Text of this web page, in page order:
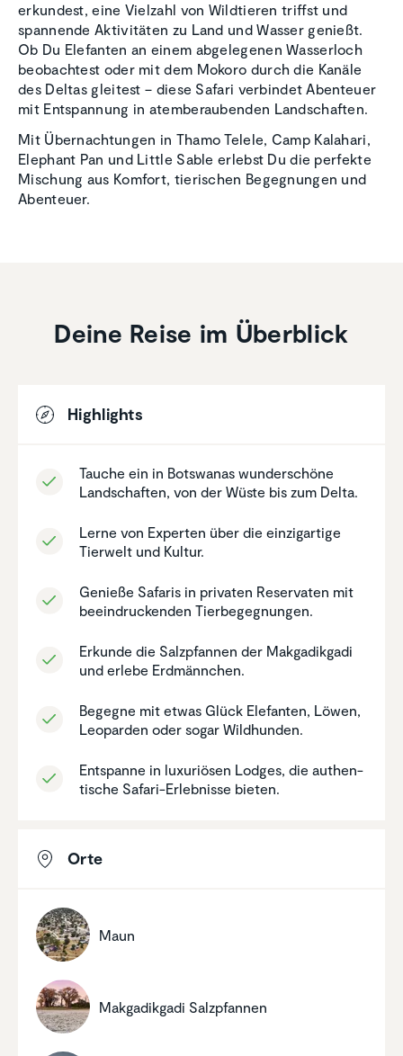
erkundest, eine Vielzahl von Wildtieren triffst und
spannende Aktivitäten zu Land und Wasser genießt.
Ob Du Elefanten an einem abgelegenen Wasserloch
beobachtest oder mit dem Mokoro durch die Kanäle
des Deltas gleitest – diese Safari verbindet Abenteuer
mit Entspannung in atemberaubenden Landschaften.
Mit Übernachtungen in Thamo Telele, Camp Kalahari,
Elephant Pan und Little Sable erlebst Du die perfekte
Mischung aus Komfort, tierischen Begegnungen und
Abenteuer.
Deine Reise im Überblick
Highlights
Tauche ein in Botswanas wunder­schöne
Landschaften, von der Wüste bis zum Delta.
Lerne von Experten über die einzig­ar­tige
Tierwelt und Kultur.
Genieße Safaris in privaten Reser­vaten mit
beein­dru­ckenden Tierbe­geg­nungen.
Erkunde die Salzpfannen der Makga­dik­gadi
und erlebe Erdmänn­chen.
Begegne mit etwas Glück Elefanten, Löwen,
Leoparden oder sogar Wildhunden.
Entspanne in luxuriösen Lodges, die authen­
ti­sche Safari-Erleb­nisse bieten.
Orte
Maun
Makga­dik­gadi Salzpfannen